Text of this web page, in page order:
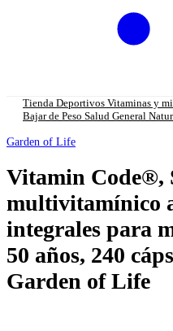
Tienda Deportivos Vitaminas y
Bajar de Peso Salud General
Garden of Life
Vitamin Code®,
multivitamínico
integrales para
50 años, 240
Garden of Life